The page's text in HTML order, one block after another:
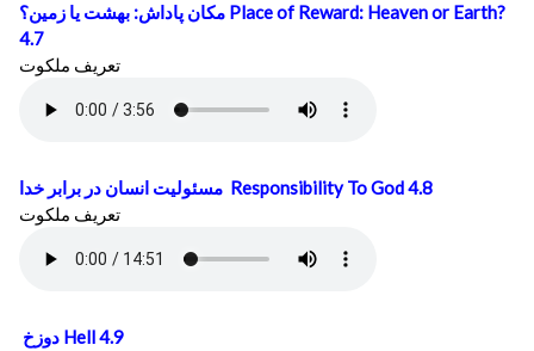
مكان پاداش: بهشت يا زمين؟ Place of Reward: Heaven or Earth?
4.7
تعريف ملكوت
Responsibility To God 4.8
تعريف ملكوت
Hell 4.9